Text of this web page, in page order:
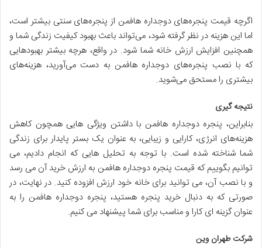
اگرچه قیمت پنجره‌های دوجداره هافمن از پنجره‌های سنتی بیشتر است،
اما این هزینه در نظر گرفته شود، می‌تواند باعث بهبود کیفیت زندگی شما و
همچنین افزایش ارزش خانه شما شود. در واقع، هرچه بیشتر بهبودهایی
که با نصب پنجره‌های دوجداره هافمن به دست می‌آورید، هزینه‌های
بیشتری را مستحق می‌شوید.
نتیجه گیری
بنابراین، پنجره دوجداره هافمن با داشتن ویژگی هایی همچون کاهش
هزینه‌های انرژی، کارایی و زیبایی، به عنوان یک بستر پایدار برای زندگی
شما شناخته شده است. با توجه به تحلیل هایی که انجام دادیم، می
توانیم بگوییم که قیمت پنجره دوجداره هافمن به ارزش خرید آن می رسد
و با نصب آن، می توانید برای خانه خود ارزش افزوده کنید. در نهایت، در
صورتی که به دنبال خرید پنجره هستید، پنجره دوجداره هافمن را به
عنوان گزینه ای کارا و مناسب برای شما پیشنهاد می کنیم.
شرکت طهران وین